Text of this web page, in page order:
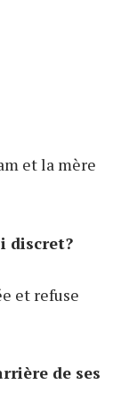
et la mère
discret?
et refuse
de ses